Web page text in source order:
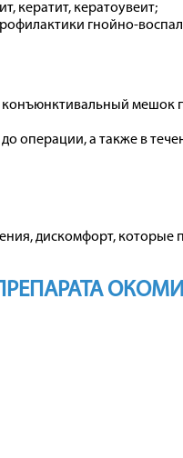
кератит, кератоувеит;
гнойно-
мешок
операции, а также в
дискомфорт, которые